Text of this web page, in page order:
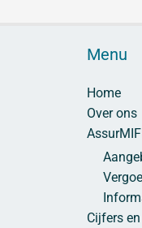
Menu
Home
Over ons
Cijfers